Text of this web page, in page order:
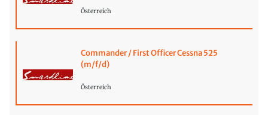
Österreich
Commander / First Officer Cessna 525
(m/f/d)
Österreich